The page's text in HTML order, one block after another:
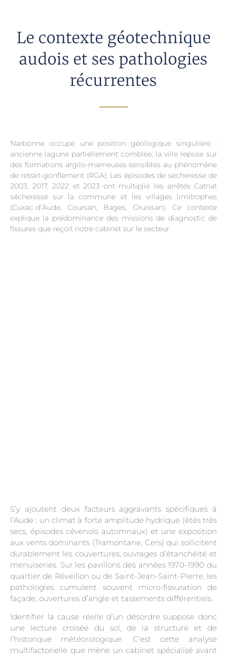
Le contexte géotechnique
audois et ses pathologies
récurrentes
Narbonne occupe une position géologique singulière :
ancienne lagune partiellement comblée, la ville repose sur
des formations argilo-marneuses sensibles au phénomène
de retrait-gonflement (RGA). Les épisodes de sécheresse de
2003, 2017, 2022 et 2023 ont multiplié les arrêtés Catnat
sécheresse sur la commune et les villages limitrophes
(Cuxac-d’Aude, Coursan, Bages, Gruissan). Ce contexte
explique la prédominance des missions de diagnostic de
fissures que reçoit notre cabinet sur le secteur.
S’y ajoutent deux facteurs aggravants spécifiques à
l’Aude : un climat à forte amplitude hydrique (étés très
secs, épisodes cévenols automnaux) et une exposition
aux vents dominants (Tramontane, Cers) qui sollicitent
durablement les couvertures, ouvrages d’étanchéité et
menuiseries. Sur les pavillons des années 1970-1990 du
quartier de Réveillon ou de Saint-Jean-Saint-Pierre, les
pathologies cumulent souvent micro-fissuration de
façade, ouvertures d’angle et tassements différentiels.
Identifier la cause réelle d’un désordre suppose donc
une lecture croisée du sol, de la structure et de
l’historique météorologique. C’est cette analyse
multifactorielle que mène un cabinet spécialisé avant